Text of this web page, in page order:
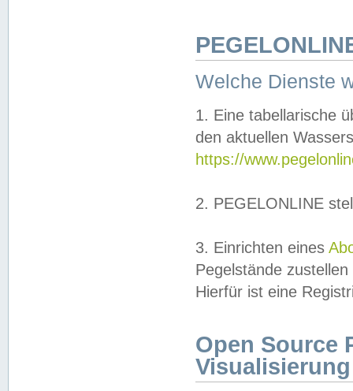
Welche Dienste
1. Eine tabellarische
den aktuellen
https://
2. PEGELONLINE
3. Einrichten eines
Pegelstände
Hierfür ist eine
Open Source
Visualisierung